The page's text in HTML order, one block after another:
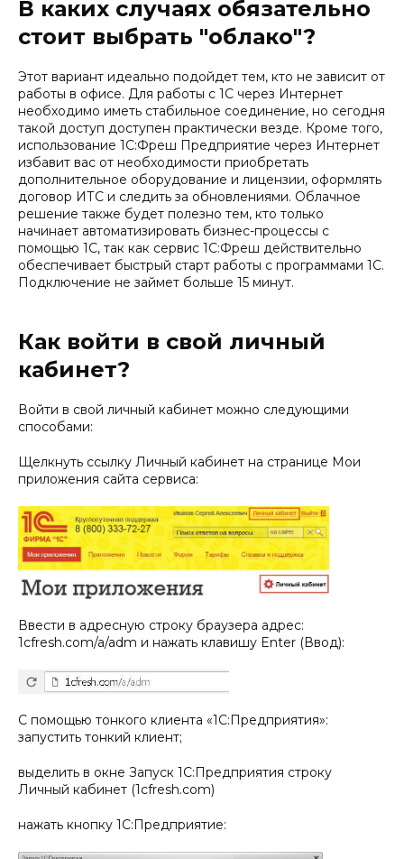
В каких случаях обязательно
стоит выбрать "облако"?
Этот вариант идеально подойдет тем, кто не зависит от
работы в офисе. Для работы с 1С через Интернет
необходимо иметь стабильное соединение, но сегодня
такой доступ доступен практически везде. Кроме того,
использование 1С:Фреш Предприятие через Интернет
избавит вас от необходимости приобретать
дополнительное оборудование и лицензии, оформлять
договор ИТС и следить за обновлениями. Облачное
решение также будет полезно тем, кто только
начинает автоматизировать бизнес-процессы с
помощью 1С, так как сервис 1С:Фреш действительно
обеспечивает быстрый старт работы с программами 1С.
Подключение не займет больше 15 минут.
Как войти в свой личный
кабинет?
Войти в свой личный кабинет можно следующими
способами:
Щелкнуть ссылку Личный кабинет на странице Мои
приложения сайта сервиса:
Ввести в адресную строку браузера адрес:
1cfresh.com/a/adm и нажать клавишу Enter (Ввод):
C помощью тонкого клиента «1С:Предприятия»:
запустить тонкий клиент;
выделить в окне Запуск 1С:Предприятия строку
Личный кабинет (1cfresh.com)
нажать кнопку 1С:Предприятие: